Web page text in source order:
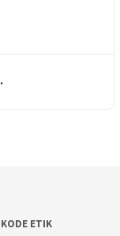
KODE ETIK